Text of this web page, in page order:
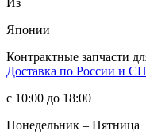
Из
Японии
Контрактные запчасти
Доставка по России и
с 10:00 до 18:00
Понедельник – Пятница